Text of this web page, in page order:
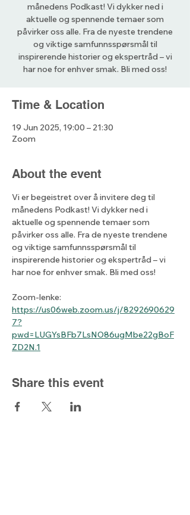
månedens Podkast! Vi dykker ned i
aktuelle og spennende temaer som
påvirker oss alle. Fra de nyeste trendene
og viktige samfunnsspørsmål til
inspirerende historier og ekspertråd – vi
har noe for enhver smak. Bli med oss!
Time & Location
19 Jun 2025, 19:00 – 21:30
Zoom
About the event
Vi er begeistret over å invitere deg til
månedens Podkast! Vi dykker ned i
aktuelle og spennende temaer som
påvirker oss alle. Fra de nyeste trendene
og viktige samfunnsspørsmål til
inspirerende historier og ekspertråd – vi
har noe for enhver smak. Bli med oss!
Zoom-lenke:
https://us06web.zoom.us/j/8292690629
7?
pwd=LUGYsBFb7LsNO86ugMbe22gBoF
ZD2N.1
Share this event